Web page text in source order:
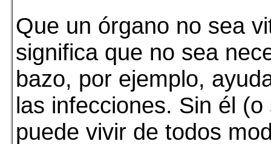
Que un órgano no sea
significa que no sea
bazo, por ejemplo,
las infecciones. Sin él
puede vivir de todos